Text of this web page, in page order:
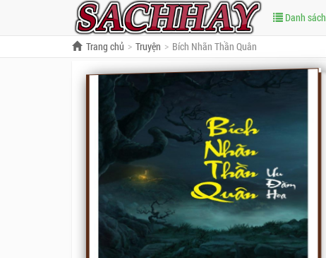
Danh sách
Trang chủ Truyện Bích Nhãn Thần Quân